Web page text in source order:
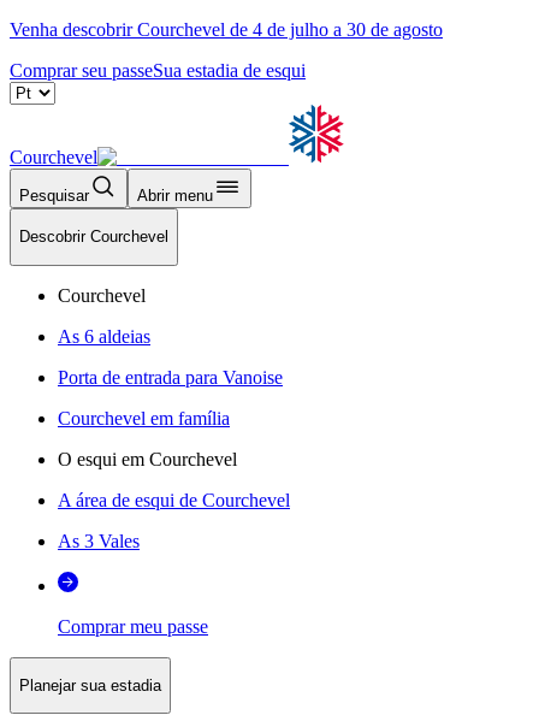
Venha descobrir Courchevel de 4 de julho a 30 de agosto
Comprar seu passeSua estadia de esqui
Courchevel
Pesquisar Abrir menu
Descobrir Courchevel
Courchevel
As 6 aldeias
Porta de entrada para Vanoise
Courchevel em família
O esqui em Courchevel
A área de esqui de Courchevel
As 3 Vales
Comprar meu passe
Planejar sua estadia